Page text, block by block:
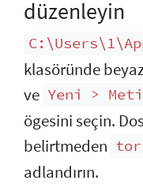
düzenleyin
klasöründe
ve Yeni >
ögesini seçin.
belirtmeden
adlandırın.